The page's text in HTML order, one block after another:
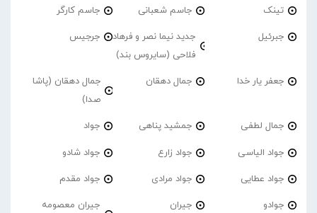
تینک جاسم شعبانی جاسم کارگر
جبرئیل
جدید نیما نصر و فرهاد
فلاحی (سایروس بند)
جرجیس
جعفر یار خدا جمال دهقان
جمال دهقان (پاشا
صدا)
جمال لطفی جمشید پناهی جواد
جواد الیاسی جواد زارع جواد شادو
جواد عطایی جواد مرادی جواد مقدم
جوادو جیران
جیران معصومه